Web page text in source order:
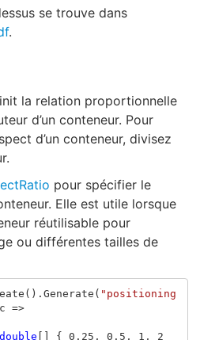
se trouve dans
.
la relation proportionnelle
d’un conteneur. Pour
d’un conteneur, divisez
pour spécifier le
Elle est utile lorsque
réutilisable pour
ou différentes tailles de
(). Generate ( "positioning
=>
double { 0.25 , 0.5 , 1 ,
2